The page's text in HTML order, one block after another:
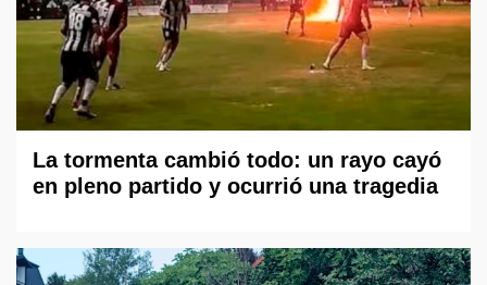
La tormenta cambió todo: un rayo cayó
en pleno partido y ocurrió una tragedia